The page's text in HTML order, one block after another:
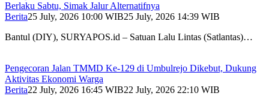
Berlaku Sabtu, Simak Jalur Alternatifnya
Berita25 July, 2026 10:00 WIB25 July, 2026 14:39 WIB
Bantul (DIY), SURYAPOS.id – Satuan Lalu Lintas (Satlantas)…
Pengecoran Jalan TMMD Ke-129 di Umbulrejo Dikebut, Dukung
Aktivitas Ekonomi Warga
Berita22 July, 2026 16:45 WIB22 July, 2026 22:10 WIB